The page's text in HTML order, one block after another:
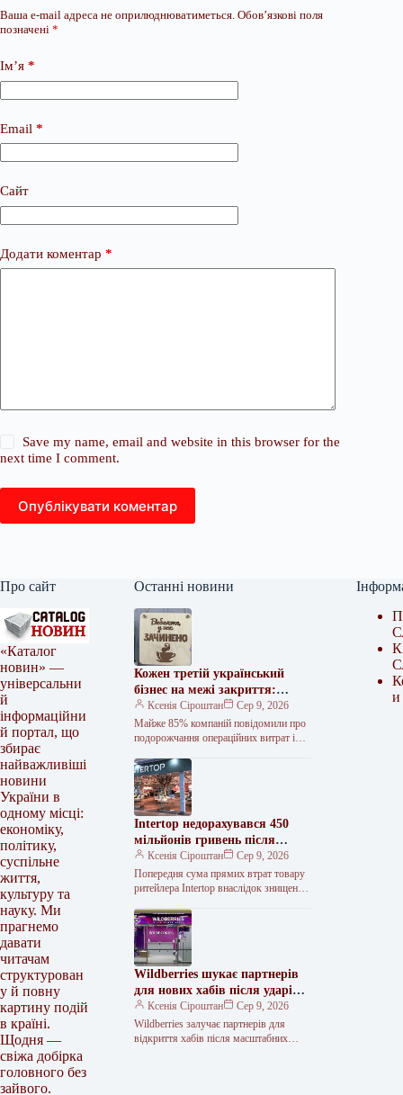
Ваша e-mail адреса не оприлюднюватиметься. Обов’язкові поля
позначені *
Ім’я *
Email *
Сайт
Додати коментар *
Save my name, email and website in this browser for the
next time I comment.
Опублікувати коментар
Про сайт
«Каталог
новин» —
універсальни
й
інформаційни
й портал, що
збирає
найважливіші
новини
України в
одному місці:
економіку,
політику,
суспільне
життя,
культуру та
науку. Ми
прагнемо
давати
читачам
структурован
у й повну
картину подій
в країні.
Щодня —
свіжа добірка
головного без
зайвого.
Останні новини
Кожен третій український
бізнес на межі закриття:
дослідження
Ксенія Сіроштан
Сер 9, 2026
Майже 85% компаній повідомили про
подорожчання операційних витрат і
відкритих джерел. Шість із десяти
представників малого…
Intertop недорахувався 450
мільйонів гривень після
руйнування складу під
Києвом
Ксенія Сіроштан
Сер 9, 2026
Попередня сума прямих втрат товару
ритейлера Intertop внаслідок знищення
російською атакою становить 450 млн
грн. Про це…
Wildberries шукає партнерів
для нових хабів після ударів
по складах
Ксенія Сіроштан
Сер 9, 2026
Wildberries залучає партнерів для
відкриття хабів після масштабних
и